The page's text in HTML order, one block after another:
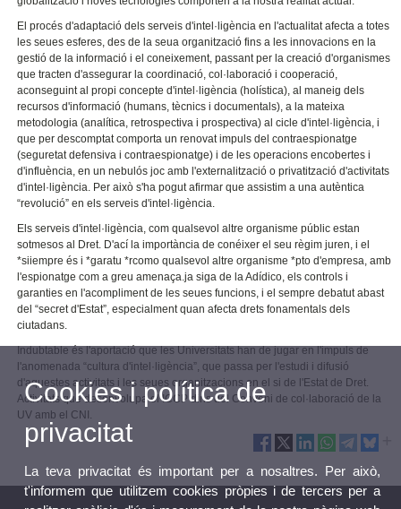
El procés d'adaptació dels serveis d'intel·ligència en l'actualitat afecta a totes
les seues esferes, des de la seua organització fins a les innovacions en la
gestió de la informació i el coneixement, passant per la creació d'organismes
que tracten d'assegurar la coordinació, col·laboració i cooperació,
aconseguint al propi concepte d'intel·ligència (holística), al maneig dels
recursos d'informació (humans, tècnics i documentals), a la mateixa
metodologia (analítica, retrospectiva i prospectiva) al cicle d'intel·ligència, i
que per descomptat comporta un renovat impuls del contraespionatge
(seguretat defensiva i contraespionatge) i de les operacions encobertes i
d'influència, en un nebulós joc amb l'externalització o privatització d'activitats
d'intel·ligència. Per això s'ha pogut afirmar que assistim a una autèntica
“revolució” en els serveis d'intel·ligència.
Els serveis d'intel·ligència, com qualsevol altre organisme públic estan
sotmesos al Dret. D'ací la importància de conéixer el seu règim juren, i el
*siiempre és i *garatu *rcomo qualsevol altre organisme *pto d'empresa, amb
l'espionatge com a greu amenaça.ja siga de la Adídico, els controls i
garanties en l'acompliment de les seues funcions, i el sempre debatut abast
del “secret d'Estat”, especialment quan afecta drets fonamentals dels
ciutadans.
Indubtable és l'aportació que les Universitats han de jugar en l'impuls de
l'anomenada “cultura d'intel·ligència”, que passa per l'estudi i difusió
d'aquestes activitats i les seues organitzacions en el si de l'Estat de Dret.
Activitats que desenvolupa el ICCP dins del Conveni de col·laboració de la
UV amb el CNI.
Cookies i política de
privacitat
La teva privacitat és important per a nosaltres. Per això,
t'informem que utilitzem cookies pròpies i de tercers per a